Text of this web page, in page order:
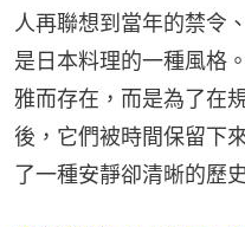
人再聯想到當年的禁令
是日本料理的一種風格
雅而存在，而是為了在
後，它們被時間保留下
了一種安靜卻清晰的歷